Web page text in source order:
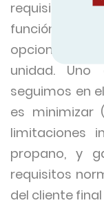
requisitos
función del
opciones
unidad.
seguimos en
es minimizar
limitaciones
propano, y
requisitos
del cliente